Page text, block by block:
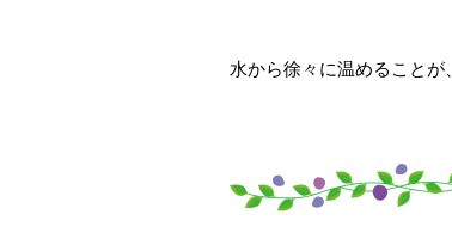
水から徐々に温めることが